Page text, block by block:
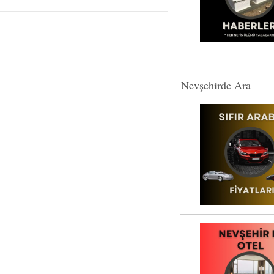
Nevşehirde Ara